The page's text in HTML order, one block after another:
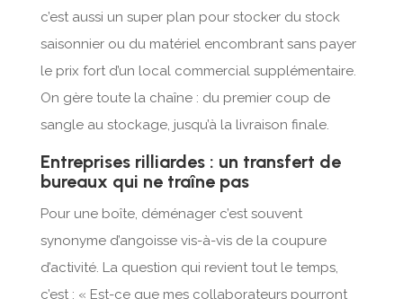
c’est aussi un super plan pour stocker du stock
saisonnier ou du matériel encombrant sans payer
le prix fort d’un local commercial supplémentaire.
On gère toute la chaîne : du premier coup de
sangle au stockage, jusqu’à la livraison finale.
Entreprises rilliardes : un transfert de
bureaux qui ne traîne pas
Pour une boîte, déménager c’est souvent
synonyme d’angoisse vis-à-vis de la coupure
d’activité. La question qui revient tout le temps,
c’est : « Est-ce que mes collaborateurs pourront